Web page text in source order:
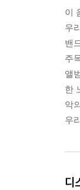
이
우
밴
주
앨
한
악
우
디